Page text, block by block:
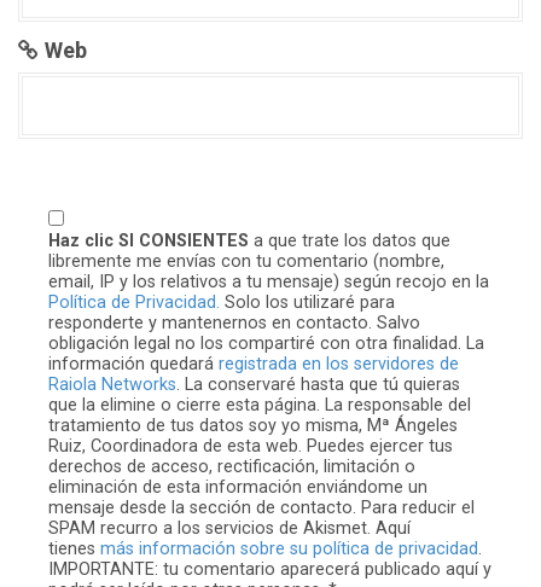
Web
Haz clic SI CONSIENTES a que trate los datos que
libremente me envías con tu comentario (nombre,
email, IP y los relativos a tu mensaje) según recojo en la
Política de Privacidad. Solo los utilizaré para
responderte y mantenernos en contacto. Salvo
obligación legal no los compartiré con otra finalidad. La
información quedará registrada en los servidores de
Raiola Networks. La conservaré hasta que tú quieras
que la elimine o cierre esta página. La responsable del
tratamiento de tus datos soy yo misma, Mª Ángeles
Ruiz, Coordinadora de esta web. Puedes ejercer tus
derechos de acceso, rectificación, limitación o
eliminación de esta información enviándome un
mensaje desde la sección de contacto. Para reducir el
SPAM recurro a los servicios de Akismet. Aquí
tienes más información sobre su política de privacidad.
IMPORTANTE: tu comentario aparecerá publicado aquí y